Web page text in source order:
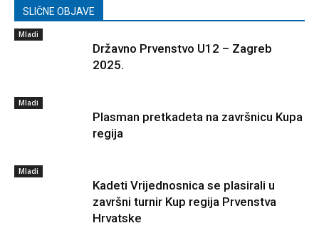
SLIČNE OBJAVE
Mladi
Državno Prvenstvo U12 – Zagreb
2025.
Mladi
Plasman pretkadeta na završnicu Kupa
regija
Mladi
Kadeti Vrijednosnica se plasirali u
završni turnir Kup regija Prvenstva
Hrvatske